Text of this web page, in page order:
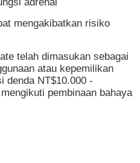
adrenal
mengakibatkan risiko
telah dimasukan sebagai
atau kepemilikan
denda NT$10.000 -
pembinaan bahaya